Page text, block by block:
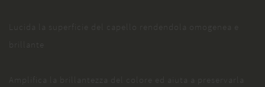
Lucida la superficie del capello rendendola omogenea e
brillante
Amplifica la brillantezza del colore ed aiuta a preservarla